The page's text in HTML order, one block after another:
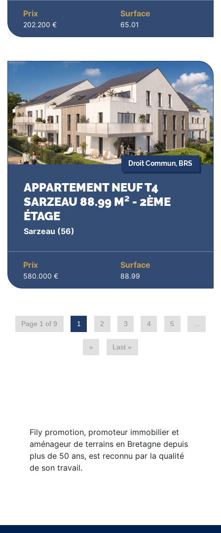
Prix
202.200 €
Surface
65.01
Droit Commun, BRS
APPARTEMENT NEUF T4
SARZEAU 88.99 M² - 2ÈME
ÉTAGE
Sarzeau (56)
Prix
580.000 €
Surface
88.99
Page 1 of 9 1 2 3 4 5
» Last »
Fily promotion, promoteur immobilier et
aménageur de terrains en Bretagne depuis
plus de 50 ans, est reconnu par la qualité
de son travail.